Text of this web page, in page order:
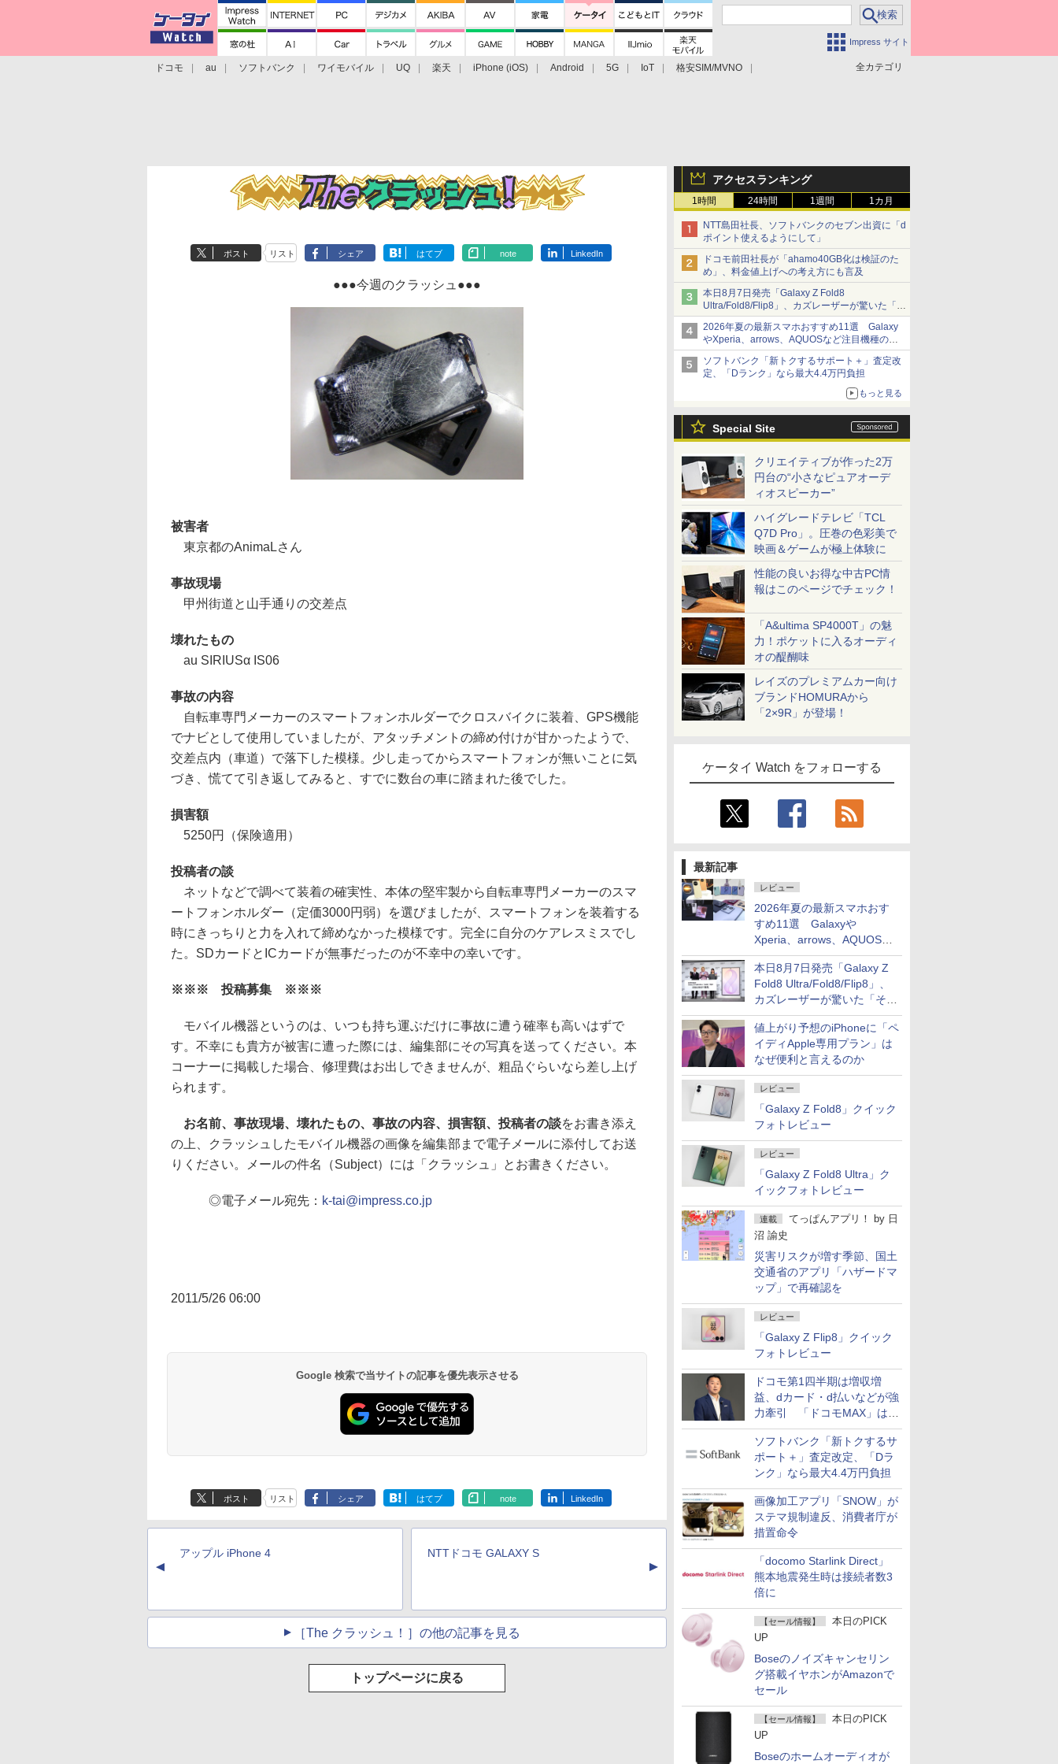
Impress サイト
全カテゴリ
ドコモ au ソフトバンク ワイモバイル UQ 楽天 iPhone (iOS) Android 5G IoT
格安SIM/MVNO
アクセスランキング
1時間 24時間 1週間 1カ月
NTT島田社長、ソフトバンクのセブン出資に「d
ポイント使えるようにして」
ドコモ前田社長が「ahamo40GB化は検証のた
め」、料金値上げへの考え方にも言及
本日8月7日発売「Galaxy Z Fold8
Ultra/Fold8/Flip8」、カズレーザーが驚いた「そ
ば屋のメニュー並みの薄さ」
2026年夏の最新スマホおすすめ11選 Galaxy
やXperia、arrows、AQUOSなど注目機種の特
徴は
ソフトバンク「新トクするサポート＋」査定改
定、「Dランク」なら最大4.4万円負担
もっと見る
Special Site
クリエイティブが作った2万
円台の“小さなピュアオーデ
ィオスピーカー”
ハイグレードテレビ「TCL
Q7D Pro」。圧巻の色彩美で
映画＆ゲームが極上体験に
性能の良いお得な中古PC情
報はこのページでチェック！
「A&ultima SP4000T」の魅
力！ポケットに入るオーディ
オの醍醐味
レイズのプレミアムカー向け
ブランドHOMURAから
「2×9R」が登場！
ケータイ Watch をフォローする
最新記事
レビュー
2026年夏の最新スマホおす
すめ11選 Galaxyや
Xperia、arrows、AQUOSな
ど注目機種の特徴は
本日8月7日発売「Galaxy Z
Fold8 Ultra/Fold8/Flip8」、
カズレーザーが驚いた「そば
屋のメニュー並みの薄さ」
値上がり予想のiPhoneに「ペ
イディApple専用プラン」は
なぜ便利と言えるのか
レビュー
「Galaxy Z Fold8」クイック
フォトレビュー
レビュー
「Galaxy Z Fold8 Ultra」ク
イックフォトレビュー
連載 てっぱんアプリ！ by 日
沼 諭史
災害リスクが増す季節、国土
交通省のアプリ「ハザードマ
ップ」で再確認を
レビュー
「Galaxy Z Flip8」クイック
フォトレビュー
ドコモ第1四半期は増収増
益、dカード・d払いなどが強
力牽引 「ドコモMAX」は
400万契約突破
ソフトバンク「新トクするサ
ポート＋」査定改定、「Dラ
ンク」なら最大4.4万円負担
画像加工アプリ「SNOW」が
ステマ規制違反、消費者庁が
措置命令
「docomo Starlink Direct」
熊本地震発生時は接続者数3
倍に
【セール情報】
本日のPICK
UP
Boseのノイズキャンセリン
グ搭載イヤホンがAmazonで
セール
【セール情報】
本日のPICK
UP
Boseのホームオーディオが
ポスト リスト シェア はてブ note LinkedIn
●●●今週のクラッシュ●●●
被害者
東京都のAnimaLさん
事故現場
甲州街道と山手通りの交差点
壊れたもの
au SIRIUSα IS06
事故の内容
自転車専門メーカーのスマートフォンホルダーでクロスバイクに装着、GPS機能
でナビとして使用していましたが、アタッチメントの締め付けが甘かったようで、
交差点内（車道）で落下した模様。少し走ってからスマートフォンが無いことに気
づき、慌てて引き返してみると、すでに数台の車に踏まれた後でした。
損害額
5250円（保険適用）
投稿者の談
ネットなどで調べて装着の確実性、本体の堅牢製から自転車専門メーカーのスマ
ートフォンホルダー（定価3000円弱）を選びましたが、スマートフォンを装着する
時にきっちりと力を入れて締めなかった模様です。完全に自分のケアレスミスでし
た。SDカードとICカードが無事だったのが不幸中の幸いです。
※※※ 投稿募集 ※※※
モバイル機器というのは、いつも持ち運ぶだけに事故に遭う確率も高いはずで
す。不幸にも貴方が被害に遭った際には、編集部にその写真を送ってください。本
コーナーに掲載した場合、修理費はお出しできませんが、粗品ぐらいなら差し上げ
られます。
お名前、事故現場、壊れたもの、事故の内容、損害額、投稿者の談をお書き添え
の上、クラッシュしたモバイル機器の画像を編集部まで電子メールに添付してお送
りください。メールの件名（Subject）には「クラッシュ」とお書きください。
◎電子メール宛先： k-tai@impress.co.jp
2011/5/26 06:00
Google 検索で当サイトの記事を優先表示させる
ポスト リスト シェア はてブ note LinkedIn
▲
アップル iPhone 4 NTTドコモ GALAXY S
▲
［The クラッシュ！］の他の記事を見る
トップページに戻る